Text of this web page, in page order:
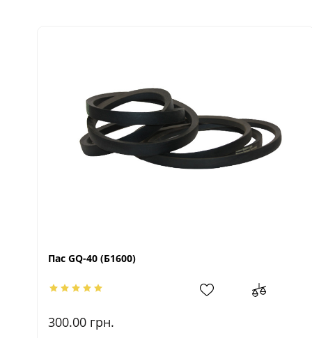
Пас GQ-40 (Б1600)
300.00 грн.